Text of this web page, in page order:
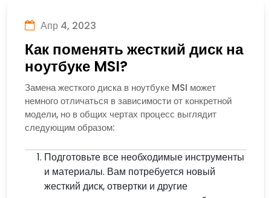
Апр 4, 2023
Как поменять жесткий диск на
ноутбуке MSI?
Замена жесткого диска в ноутбуке MSI может
немного отличаться в зависимости от конкретной
модели, но в общих чертах процесс выглядит
следующим образом:
Подготовьте все необходимые инструменты
и материалы. Вам потребуется новый
жесткий диск, отвертки и другие